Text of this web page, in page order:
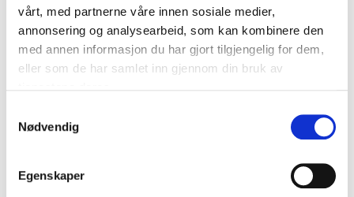
vårt, med partnerne våre innen sosiale medier,
annonsering og analysearbeid, som kan kombinere den
med annen informasjon du har gjort tilgjengelig for dem,
eller som de har samlet inn gjennom din bruk av
Nødvendig
Egenskaper
industriell design, men fungerer like godt i
klassiske hjem der diskresjon er et pluss.
Samtidig får du all funksjonaliteten til DUKA One:
tilluftsinnstillinger. En svart ventilasjonsskjerm gjør
soverom eller kjellere - ja, til og med i kjellere der
du ønsker et mer “ferdig” og hjemmekoselig preg.